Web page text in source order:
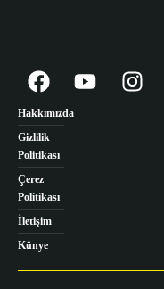
Hakkımızda
Gizlilik
Politikası
Çerez
Politikası
İletişim
Künye